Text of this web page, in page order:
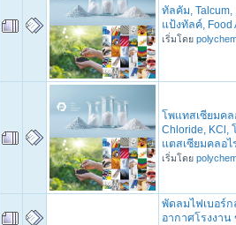
ทัลคัม, Talcum,
แป้งทัลค์, Food
เริ่มโดย
โพแทสเซียมคล
Chloride, KCl,
แตสเซียมคลอไ
เริ่มโดย
พัดลมไฟเบอร์
อากาศโรงงา